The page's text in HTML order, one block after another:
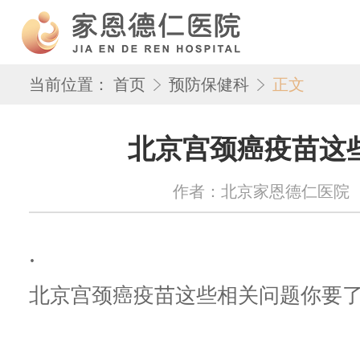
当前位置： 首页 预防保健科 正文
北京宫颈癌疫苗这
作者：北京家恩德仁医院
.
北京宫颈癌疫苗这些相关问题你要